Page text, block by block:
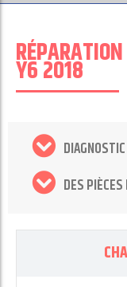
Y6 2018
DES